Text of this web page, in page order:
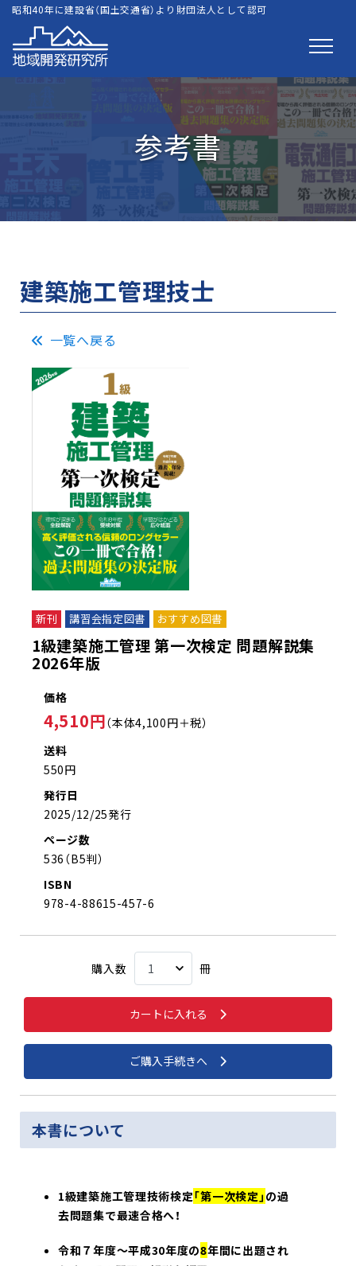
昭和40年に建設省（国土交通省）より財団法人として認可
参考書
建築施工管理技士
一覧へ戻る
新刊 講習会指定図書 おすすめ図書
1級建築施工管理 第一次検定 問題解説集
2026年版
価格
4,510円（本体4,100円＋税）
送料
550円
発行日
2025/12/25発行
ページ数
536（B5判）
ISBN
978-4-88615-457-6
購入数 冊
カートに入れる
ご購入手続きへ
本書について
1級建築施工管理技術検定「第一次検定」 の過
去問題集で最速合格へ！
令和７年度～平成30年度の8年間に出題され